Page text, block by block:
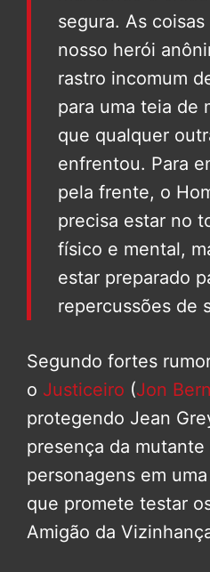
segura. As
nosso herói
rastro incomum
para uma teia de
que qualquer
enfrentou. Para
pela frente, o
precisa estar no
físico e mental,
estar preparado
repercussões de
Segundo fortes
o Justiceiro (Jon
protegendo Jean
presença da
personagens em
que promete testar
Amigão da